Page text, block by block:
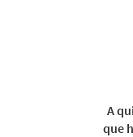
A
que